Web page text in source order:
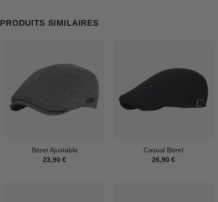
PRODUITS SIMILAIRES
Béret Ajustable
23,90 €
Casual Béret
26,90 €